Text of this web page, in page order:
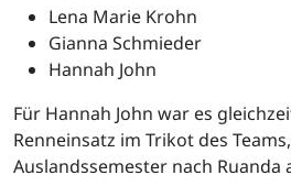
Lena Marie Krohn
Gianna Schmieder
Hannah John
Für Hannah John war es
Renneinsatz im Trikot des
Auslandssemester nach Ruanda